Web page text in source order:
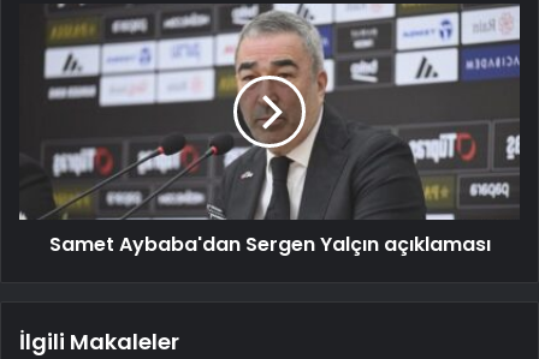
Samet Aybaba'dan Sergen Yalçın açıklaması
İlgili Makaleler